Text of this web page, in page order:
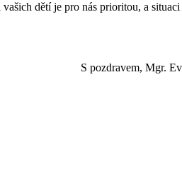
dětí je pro nás prioritou, a
S pozdravem, Mgr.